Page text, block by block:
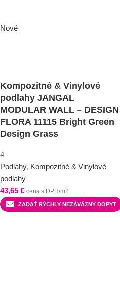
Nové
Kompozitné & Vinylové
podlahy JANGAL
MODULAR WALL – DESIGN
FLORA 11115 Bright Green
Design Grass
4
Podlahy, Kompozitné & Vinylové
podlahy
43,65 € cena s DPH/m2
ZADAŤ RÝCHLY NEZÁVÄZNÝ DOPYT